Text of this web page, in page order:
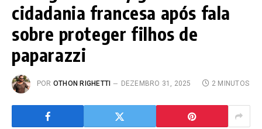
cidadania francesa após fala
sobre proteger filhos de
paparazzi
POR OTHON RIGHETTI DEZEMBRO 31, 2025 2 MINUTOS